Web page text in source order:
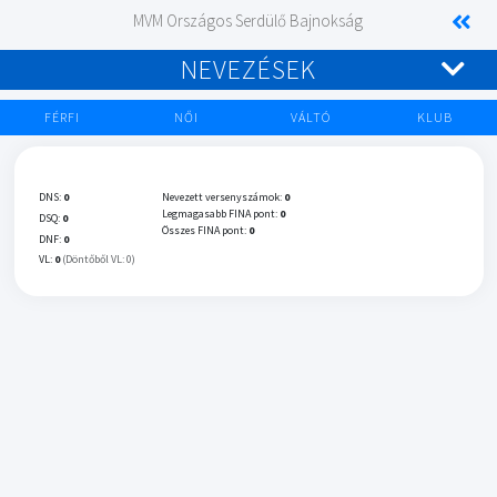
MVM Országos Serdülő Bajnokság
NEVEZÉSEK
FÉRFI NŐI VÁLTÓ KLUB
DNS: 0
DSQ: 0
DNF: 0
VL: 0 (Döntőből VL: 0)
Nevezett versenyszámok: 0
Legmagasabb FINA pont: 0
Összes FINA pont: 0